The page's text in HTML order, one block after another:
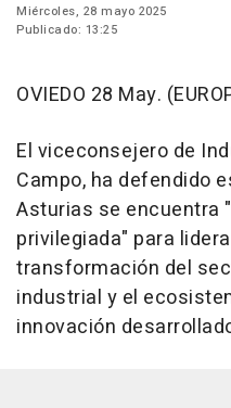
Miércoles, 28 mayo 2025
Publicado: 13:25
OVIEDO 28 May.
El viceconsejero de
Campo, ha defendido
Asturias se encuentra
privilegiada" para
transformación del
industrial y el
innovación